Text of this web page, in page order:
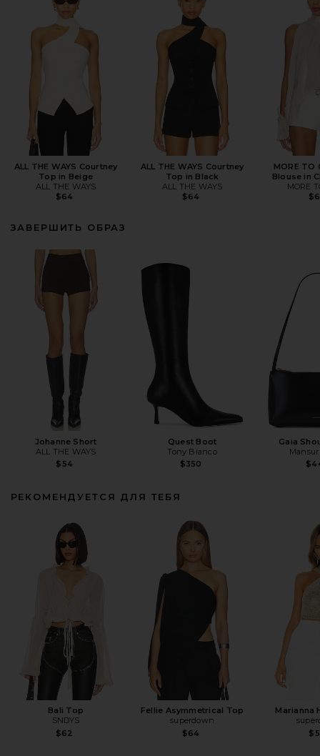
ALL THE WAYS Courtney
Top in Beige
ALL THE WAYS
$64
ALL THE WAYS Courtney
Top in Black
ALL THE WAYS
$64
MORE TO
Blouse in
MORE
ЗАВЕРШИТЬ ОБРАЗ
Johanne Short
ALL THE WAYS
$54
Quest Boot
Tony Bianco
$350
Gaia
РЕКОМЕНДУЕТСЯ ДЛЯ ТЕБЯ
Bali Top
SNDYS
$62
Fellie Asymmetrical Top
superdown
$64
Marianna